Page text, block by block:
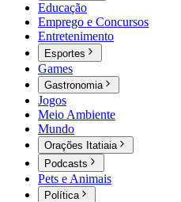
Educação
Emprego e Concursos
Entretenimento
Esportes
Games
Gastronomia
Jogos
Meio Ambiente
Mundo
Orações Itatiaia
Podcasts
Pets e Animais
Política